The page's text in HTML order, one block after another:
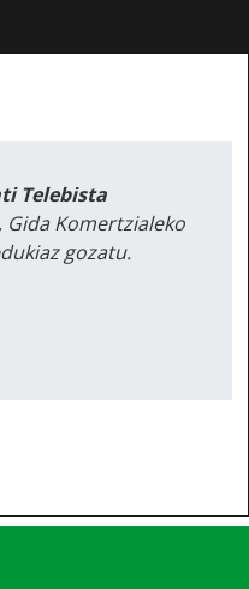
Telebista
Gida Komertzialeko
gozatu.